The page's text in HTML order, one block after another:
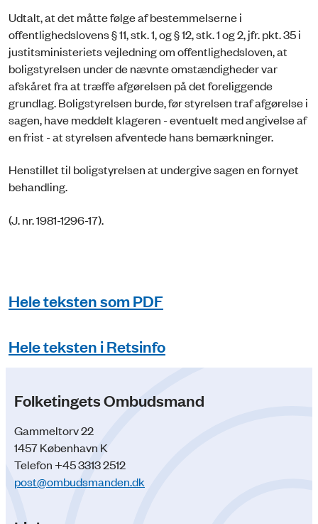
Udtalt, at det måtte følge af bestemmelserne i
offentlighedslovens § 11, stk. 1, og § 12, stk. 1 og 2, jfr. pkt. 35 i
justitsministeriets vejledning om offentlighedsloven, at
boligstyrelsen under de nævnte omstændigheder var
afskåret fra at træffe afgørelsen på det foreliggende
grundlag. Boligstyrelsen burde, før styrelsen traf afgørelse i
sagen, have meddelt klageren - eventuelt med angivelse af
en frist - at styrelsen afventede hans bemærkninger.
Henstillet til boligstyrelsen at undergive sagen en fornyet
behandling.
(J. nr. 1981-1296-17).
Hele teksten som PDF
Hele teksten i Retsinfo
Folketingets Ombudsmand
Gammeltorv 22
1457 København K
Telefon +45 3313 2512
post@ombudsmanden.dk